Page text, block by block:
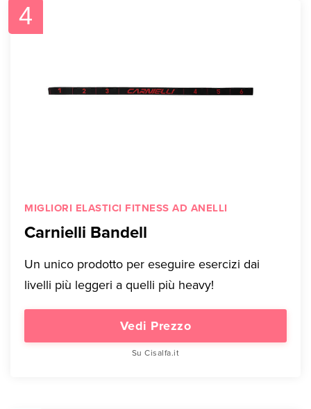
4
MIGLIORI ELASTICI FITNESS AD ANELLI
Carnielli Bandell
Un unico prodotto per eseguire esercizi dai
livelli più leggeri a quelli più heavy!
Vedi Prezzo
Su Cisalfa.it